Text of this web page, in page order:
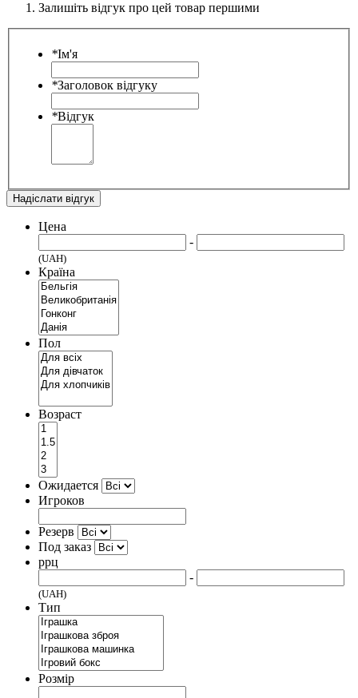
Залишіть відгук про цей товар першими
*Ім'я
*Заголовок відгуку
*Відгук
Надіслати відгук
Цена
-
(UAH)
Країна
Пол
Возраст
Ожидается
Игроков
Резерв
Под заказ
ррц
-
(UAH)
Тип
Розмір